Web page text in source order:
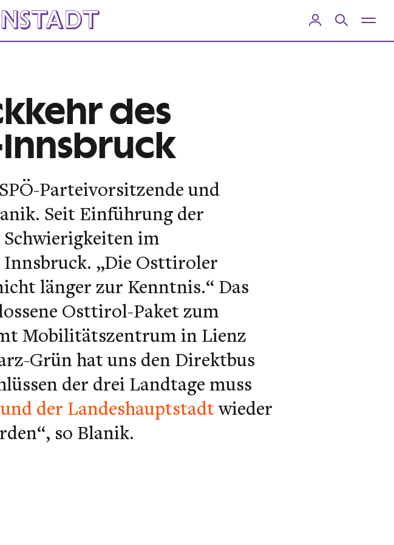
des
Innsbruck
Parteivorsitzende und
Seit Einführung der
Schwierigkeiten im
Innsbruck. „Die Osttiroler
länger zur Kenntnis.“ Das
Osttirol-Paket zum
Mobilitätszentrum in Lienz
Grün hat uns den Direktbus
der drei Landtage muss
der Landeshauptstadtwieder
so Blanik.